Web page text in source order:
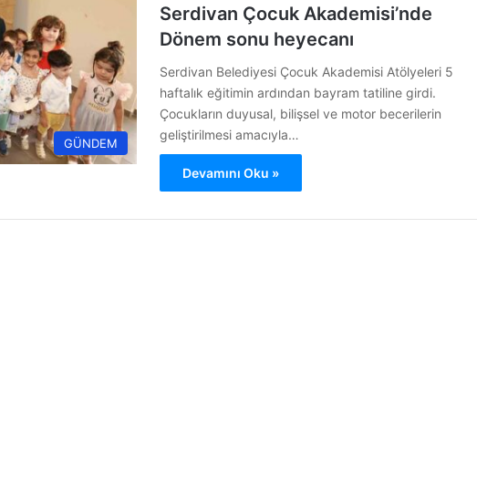
GÜNDEM
Serdivan Çocuk Akademisi’nde
Dönem sonu heyecanı
Serdivan Belediyesi Çocuk Akademisi Atölyeleri 5
haftalık eğitimin ardından bayram tatiline girdi.
Çocukların duyusal, bilişsel ve motor becerilerin
geliştirilmesi amacıyla…
Devamını Oku »